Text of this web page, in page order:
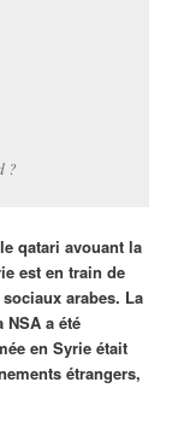
?
qatari avouant la
est en train de
arabes. La
NSA a été
en Syrie était
étrangers,